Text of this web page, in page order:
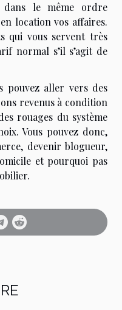
dans le même ordre
location vos affaires.
qui vous servent très
normal s’il s’agit de
pouvez aller vers des
revenus à condition
rouages du système
Vous pouvez donc,
devenir blogueur,
et pourquoi pas